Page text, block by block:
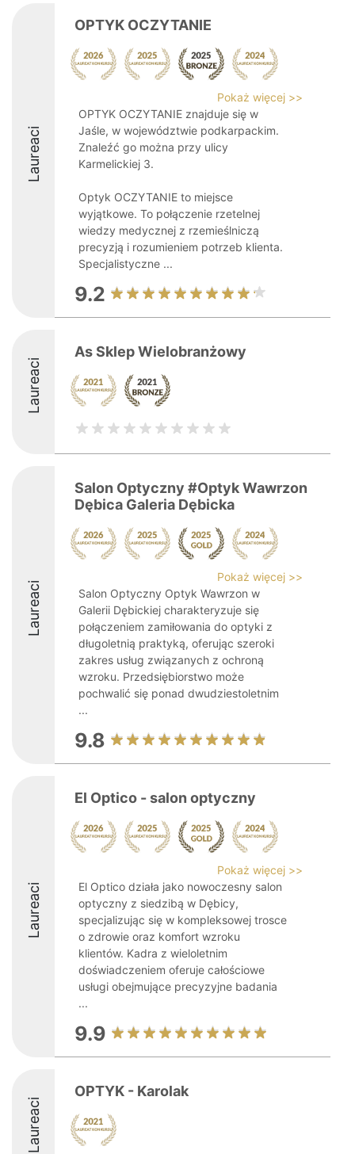
Laureaci
OPTYK OCZYTANIE
Pokaż więcej >>
OPTYK OCZYTANIE znajduje się w
Jaśle, w województwie podkarpackim.
Znaleźć go można przy ulicy
Karmelickiej 3.
Optyk OCZYTANIE to miejsce
wyjątkowe. To połączenie rzetelnej
wiedzy medycznej z rzemieślniczą
precyzją i rozumieniem potrzeb klienta.
Specjalistyczne ...
9.2
Laureaci
As Sklep Wielobranżowy
Laureaci
Salon Optyczny #Optyk Wawrzon
Dębica Galeria Dębicka
Pokaż więcej >>
Salon Optyczny Optyk Wawrzon w
Galerii Dębickiej charakteryzuje się
połączeniem zamiłowania do optyki z
długoletnią praktyką, oferując szeroki
zakres usług związanych z ochroną
wzroku. Przedsiębiorstwo może
pochwalić się ponad dwudziestoletnim
...
9.8
Laureaci
El Optico - salon optyczny
Pokaż więcej >>
El Optico działa jako nowoczesny salon
optyczny z siedzibą w Dębicy,
specjalizując się w kompleksowej trosce
o zdrowie oraz komfort wzroku
klientów. Kadra z wieloletnim
doświadczeniem oferuje całościowe
usługi obejmujące precyzyjne badania
...
9.9
Laureaci
OPTYK - Karolak